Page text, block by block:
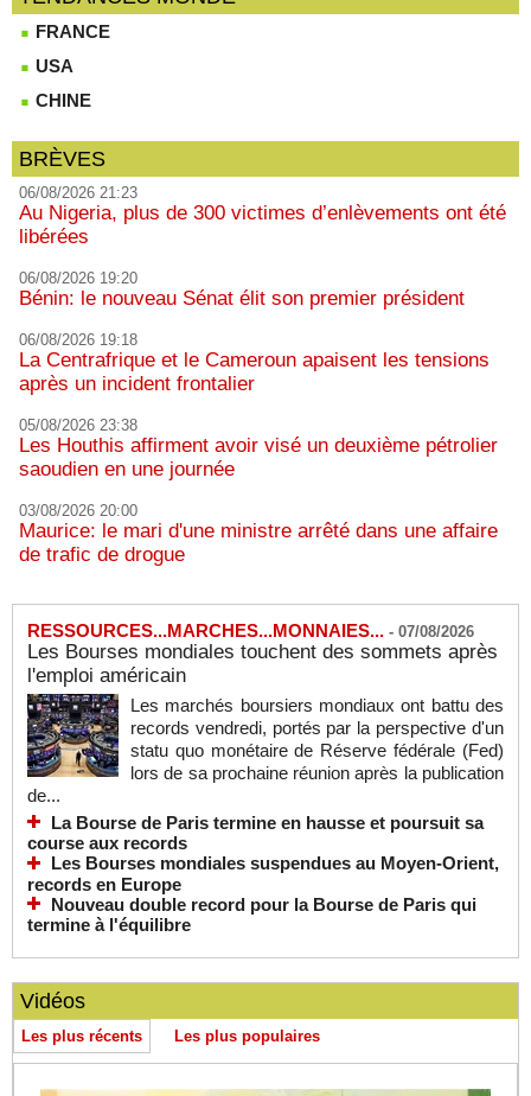
FRANCE
USA
CHINE
BRÈVES
06/08/2026 21:23
Au Nigeria, plus de 300 victimes d’enlèvements ont été
libérées
06/08/2026 19:20
Bénin: le nouveau Sénat élit son premier président
06/08/2026 19:18
La Centrafrique et le Cameroun apaisent les tensions
après un incident frontalier
05/08/2026 23:38
Les Houthis affirment avoir visé un deuxième pétrolier
saoudien en une journée
03/08/2026 20:00
Maurice: le mari d'une ministre arrêté dans une affaire
de trafic de drogue
RESSOURCES...MARCHES...MONNAIES... - 07/08/2026
Les Bourses mondiales touchent des sommets après
l'emploi américain
Les marchés boursiers mondiaux ont battu des
records vendredi, portés par la perspective d'un
statu quo monétaire de Réserve fédérale (Fed)
lors de sa prochaine réunion après la publication
de...
La Bourse de Paris termine en hausse et poursuit sa
course aux records
Les Bourses mondiales suspendues au Moyen-Orient,
records en Europe
Nouveau double record pour la Bourse de Paris qui
termine à l'équilibre
Vidéos
Les plus récents Les plus populaires